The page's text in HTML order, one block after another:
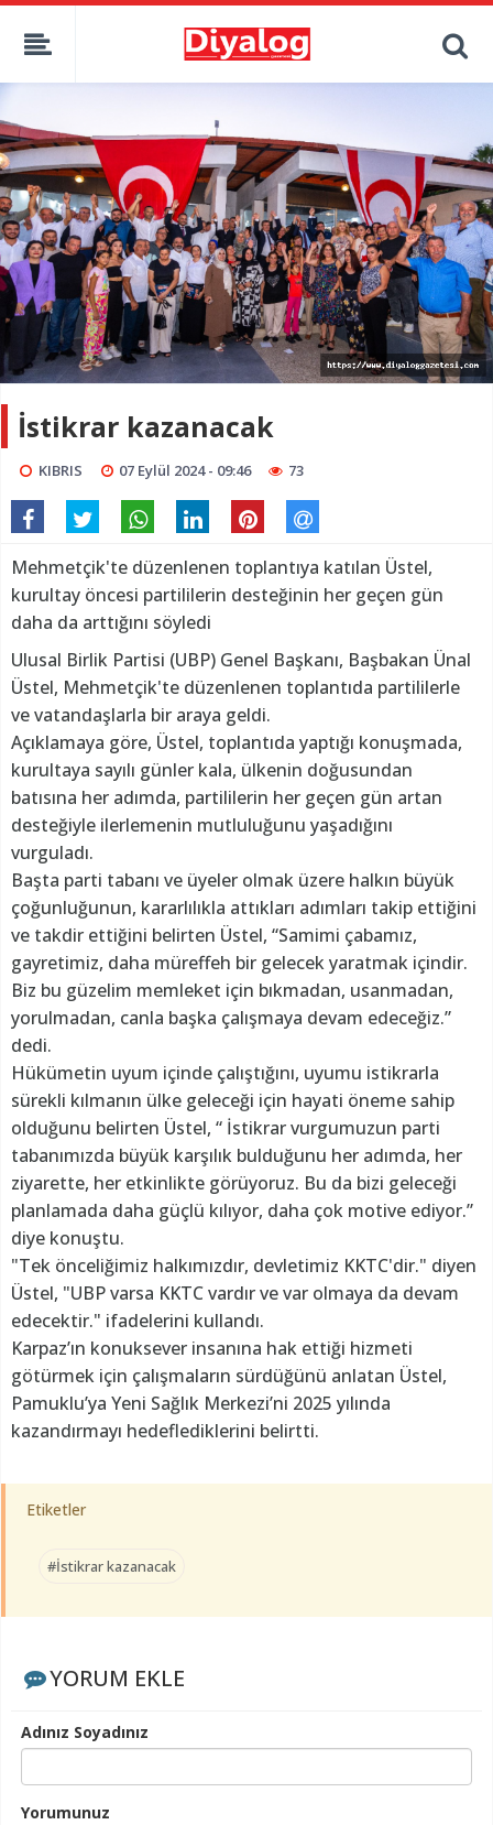
İstikrar kazanacak
KIBRIS 07 Eylül 2024 - 09:46 73
Mehmetçik'te düzenlenen toplantıya katılan Üstel,
kurultay öncesi partililerin desteğinin her geçen gün
daha da arttığını söyledi
Ulusal Birlik Partisi (UBP) Genel Başkanı, Başbakan Ünal
Üstel, Mehmetçik'te düzenlenen toplantıda partililerle
ve vatandaşlarla bir araya geldi.
Açıklamaya göre, Üstel, toplantıda yaptığı konuşmada,
kurultaya sayılı günler kala, ülkenin doğusundan
batısına her adımda, partililerin her geçen gün artan
desteğiyle ilerlemenin mutluluğunu yaşadığını
vurguladı.
Başta parti tabanı ve üyeler olmak üzere halkın büyük
çoğunluğunun, kararlılıkla attıkları adımları takip ettiğini
ve takdir ettiğini belirten Üstel, “Samimi çabamız,
gayretimiz, daha müreffeh bir gelecek yaratmak içindir.
Biz bu güzelim memleket için bıkmadan, usanmadan,
yorulmadan, canla başka çalışmaya devam edeceğiz.”
dedi.
Hükümetin uyum içinde çalıştığını, uyumu istikrarla
sürekli kılmanın ülke geleceği için hayati öneme sahip
olduğunu belirten Üstel, “ İstikrar vurgumuzun parti
tabanımızda büyük karşılık bulduğunu her adımda, her
ziyarette, her etkinlikte görüyoruz. Bu da bizi geleceği
planlamada daha güçlü kılıyor, daha çok motive ediyor.”
diye konuştu.
"Tek önceliğimiz halkımızdır, devletimiz KKTC'dir." diyen
Üstel, "UBP varsa KKTC vardır ve var olmaya da devam
edecektir." ifadelerini kullandı.
Karpaz’ın konuksever insanına hak ettiği hizmeti
götürmek için çalışmaların sürdüğünü anlatan Üstel,
Pamuklu’ya Yeni Sağlık Merkezi’ni 2025 yılında
kazandırmayı hedeflediklerini belirtti.
Etiketler
#İstikrar kazanacak
YORUM EKLE
Adınız Soyadınız
Yorumunuz